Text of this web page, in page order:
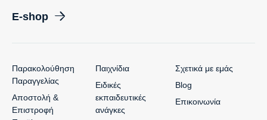
E-shop
Σχετικά με εμάς
Blog
Επικοινωνία
Παιχνίδια
Ειδικές
εκπαιδευτικές
ανάγκες
Παρακολούθηση
Παραγγελίας
Αποστολή &
Επιστροφή